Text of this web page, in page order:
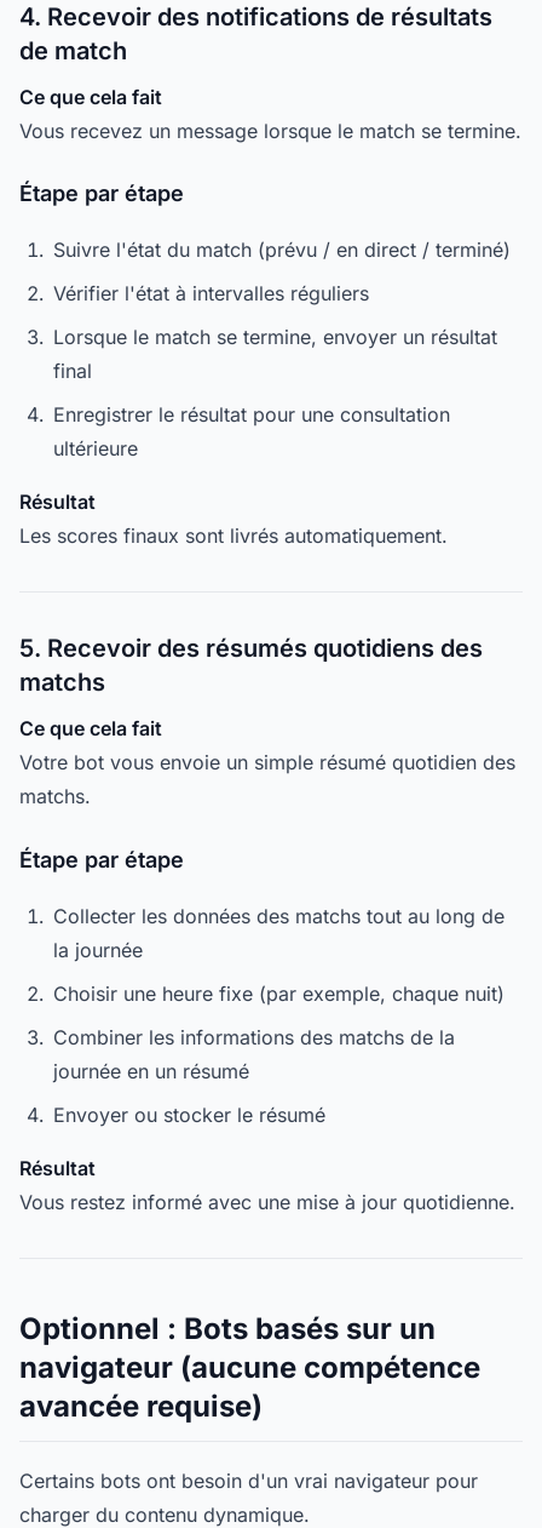
4. Recevoir des notifications de résultats
de match
Ce que cela fait
Vous recevez un message lorsque le match se termine.
Étape par étape
Suivre l'état du match (prévu / en direct / terminé)
Vérifier l'état à intervalles réguliers
Lorsque le match se termine, envoyer un résultat
final
Enregistrer le résultat pour une consultation
ultérieure
Résultat
Les scores finaux sont livrés automatiquement.
5. Recevoir des résumés quotidiens des
matchs
Ce que cela fait
Votre bot vous envoie un simple résumé quotidien des
matchs.
Étape par étape
Collecter les données des matchs tout au long de
la journée
Choisir une heure fixe (par exemple, chaque nuit)
Combiner les informations des matchs de la
journée en un résumé
Envoyer ou stocker le résumé
Résultat
Vous restez informé avec une mise à jour quotidienne.
Optionnel : Bots basés sur un
navigateur (aucune compétence
avancée requise)
Certains bots ont besoin d'un vrai navigateur pour
charger du contenu dynamique.